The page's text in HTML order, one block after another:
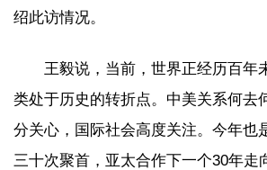
绍此访情况。
王毅说，当前，世界正经历百年
类处于历史的转折点。中美关系何去
分关心，国际社会高度关注。今年也
三十次聚首，亚太合作下一个30年走